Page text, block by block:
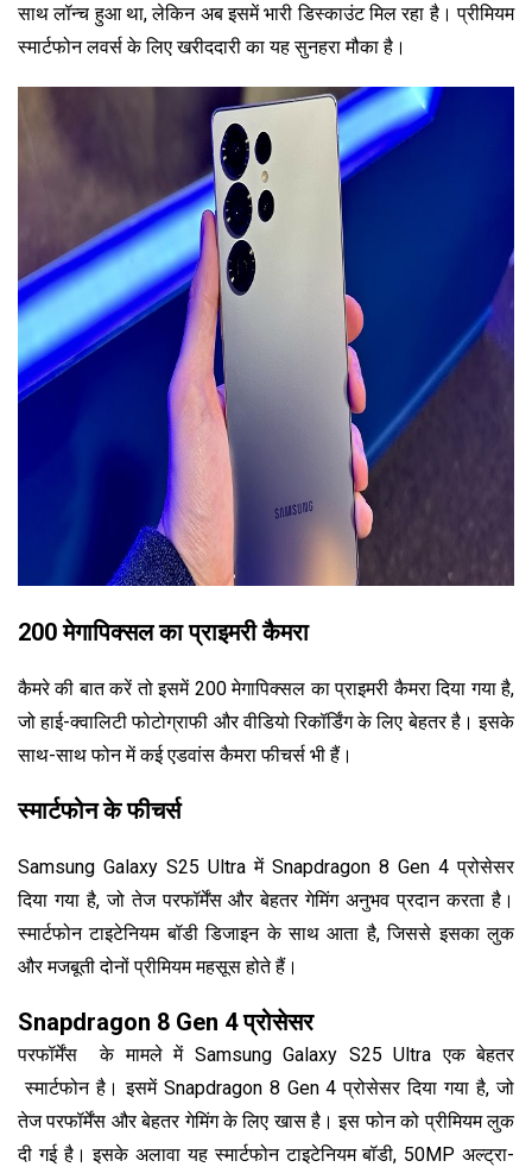
साथ लॉन्च हुआ था, लेकिन अब इसमें भारी डिस्काउंट मिल रहा है। प्रीमियम
स्मार्टफोन लवर्स के लिए खरीददारी का यह सुनहरा मौका है।
200 मेगापिक्सल का प्राइमरी कैमरा
कैमरे की बात करें तो इसमें 200 मेगापिक्सल का प्राइमरी कैमरा दिया गया है,
जो हाई-क्वालिटी फोटोग्राफी और वीडियो रिकॉर्डिंग के लिए बेहतर है। इसके
साथ-साथ फोन में कई एडवांस कैमरा फीचर्स भी हैं।
स्मार्टफोन के फीचर्स
Samsung Galaxy S25 Ultra में Snapdragon 8 Gen 4 प्रोसेसर
दिया गया है, जो तेज परफॉर्मेंस और बेहतर गेमिंग अनुभव प्रदान करता है।
स्मार्टफोन टाइटेनियम बॉडी डिजाइन के साथ आता है, जिससे इसका लुक
और मजबूती दोनों प्रीमियम महसूस होते हैं।
Snapdragon 8 Gen 4 प्रोसेसर
परफॉर्मेंस के मामले में Samsung Galaxy S25 Ultra एक बेहतर
स्मार्टफोन है। इसमें Snapdragon 8 Gen 4 प्रोसेसर दिया गया है, जो
तेज परफॉर्मेंस और बेहतर गेमिंग के लिए खास है। इस फोन को प्रीमियम लुक
दी गई है। इसके अलावा यह स्मार्टफोन टाइटेनियम बॉडी, 50MP अल्ट्रा-